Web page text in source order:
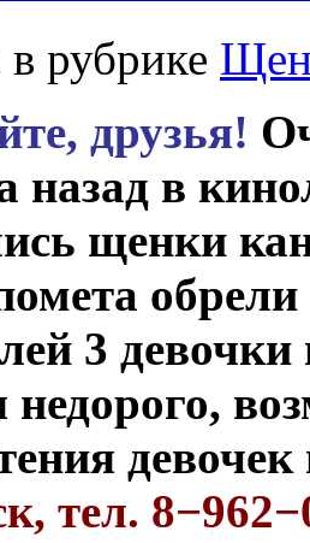
рубрике
друзья!
назад в
щенки
3
недорого,
тел.